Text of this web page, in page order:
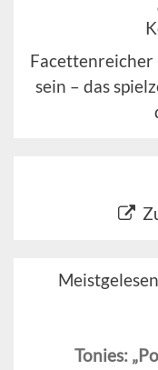
sein – das
Meistgelesen
Tonies: